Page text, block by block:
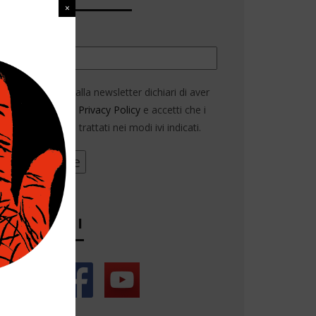
Iscrivendoti alla newsletter dichiari di aver
letto la nostra
Privacy Policy e accetti che i
tuoi dati siano trattati nei modi ivi indicati.
SEGUICI